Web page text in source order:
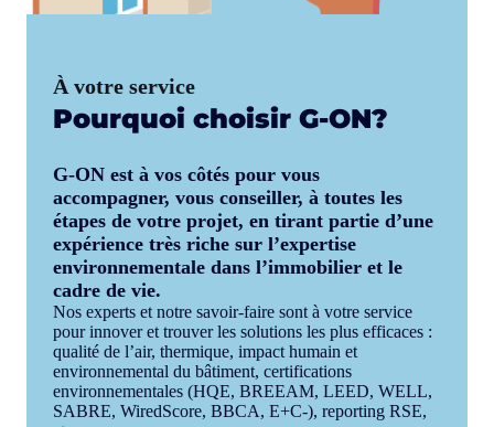
À votre service
Pourquoi choisir G-ON?
G-ON est à vos côtés pour vous
accompagner, vous conseiller, à toutes les
étapes de votre projet, en tirant partie d’une
expérience très riche sur l’expertise
environnementale dans l’immobilier et le
cadre de vie.
Nos experts et notre savoir-faire sont à votre service
pour innover et trouver les solutions les plus efficaces :
qualité de l’air, thermique, impact humain et
environnemental du bâtiment, certifications
environnementales (HQE, BREEAM, LEED, WELL,
SABRE, WiredScore, BBCA, E+C-), reporting RSE,